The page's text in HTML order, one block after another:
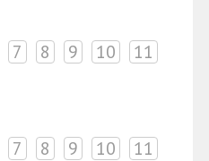
7 8 9 10
11
7 8 9 10
11